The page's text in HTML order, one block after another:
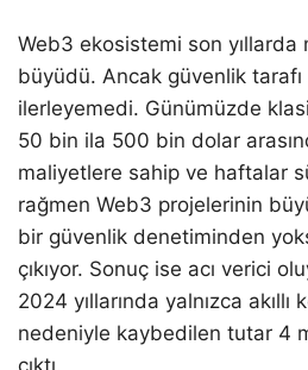
Web3 ekosistemi son yıllarda
büyüdü. Ancak güvenlik tarafı
ilerleyemedi. Günümüzde
50 bin ila 500 bin dolar
maliyetlere sahip ve haftalar
rağmen Web3 projelerinin
bir güvenlik denetiminden
çıkıyor. Sonuç ise acı verici
2024 yıllarında yalnızca akıllı
nedeniyle kaybedilen tutar 4